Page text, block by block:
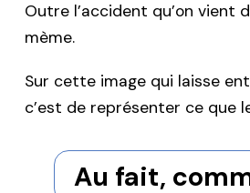
Outre l’accident qu’on vient
mème.
Sur cette image qui laisse
c’est de représenter ce que
Au fait,